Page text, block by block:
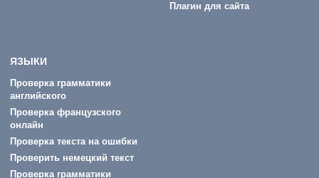
Плагин для сайта
ЯЗЫКИ
Проверка грамматики
английского
Проверка французского
онлайн
Проверка текста на ошибки
Проверить немецкий текст
Проверка грамматики